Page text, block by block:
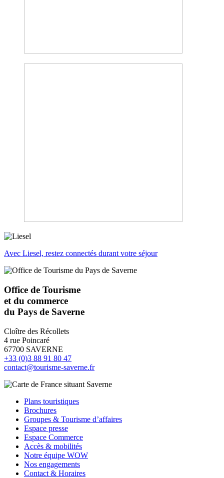
Avec Liesel, restez connectés durant votre séjour
Office de Tourisme
et du commerce
du Pays de Saverne
Cloître des Récollets
4 rue Poincaré
67700 SAVERNE
+33 (0)3 88 91 80 47
contact@tourisme-saverne.fr
Plans touristiques
Brochures
Groupes & Tourisme d’affaires
Espace presse
Espace Commerce
Accès & mobilités
Notre équipe WOW
Nos engagements
Contact & Horaires